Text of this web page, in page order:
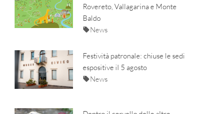
Rovereto, Vallagarina e Monte
Baldo
News
Festività patronale: chiuse le sedi
espositive il 5 agosto
News